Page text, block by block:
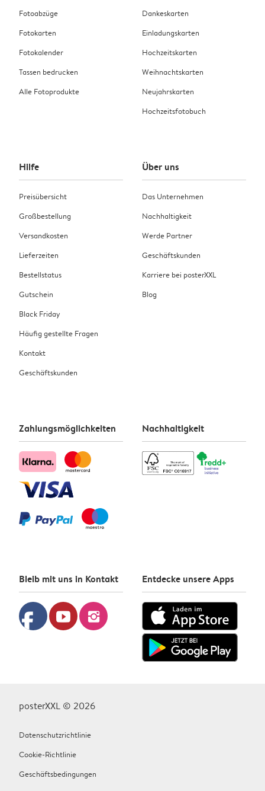
Fotoabzüge
Fotokarten
Fotokalender
Tassen bedrucken
Alle Fotoprodukte
Dankeskarten
Einladungskarten
Hochzeitskarten
Weihnachtskarten
Neujahrskarten
Hochzeitsfotobuch
Hilfe
Preisübersicht
Großbestellung
Versandkosten
Lieferzeiten
Bestellstatus
Gutschein
Black Friday
Häufig gestellte Fragen
Kontakt
Geschäftskunden
Über uns
Das Unternehmen
Nachhaltigkeit
Werde Partner
Geschäftskunden
Karriere bei posterXXL
Blog
Zahlungsmöglichkeiten Nachhaltigkeit
Bleib mit uns in Kontakt
facebook youtube instagram
Entdecke unsere Apps
posterXXL © 2026
Datenschutzrichtlinie
Cookie-Richtlinie
Geschäftsbedingungen